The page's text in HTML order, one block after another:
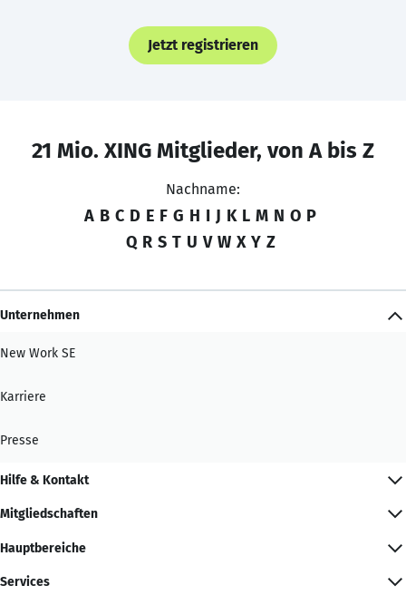
Jetzt registrieren
21 Mio. XING Mitglieder, von A bis Z
Nachname:
A B C D E F G H I J K L M N O P
Q R S T U V W X Y Z
Unternehmen
New Work SE
Karriere
Presse
Hilfe & Kontakt
Mitgliedschaften
Hauptbereiche
Services